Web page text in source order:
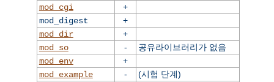
mod_cgi
+
mod_digest
+
mod_dir
+
mod_so
-
공유라이브러리가 없음
mod_env
+
mod_example
-
(시험 단계)